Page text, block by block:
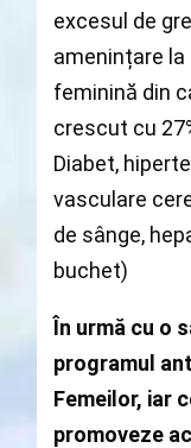
excesul de
amenințare
feminină din
crescut cu
Diabet,
vasculare
de sânge,
buchet)
În urmă cu o
programul
Femeilor, iar
promoveze